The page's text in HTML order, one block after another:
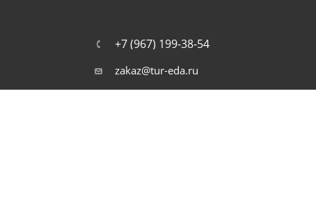
+7 (967) 199-38-54
zakaz@tur-eda.ru